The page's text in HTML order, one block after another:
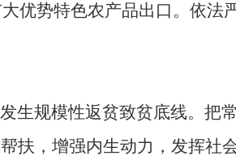
优势特色农产品出口。依法
生规模性返贫致贫底线。把
扶，增强内生动力，发挥社